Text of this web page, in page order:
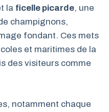
la ficelle picarde, une
champignons,
fondant. Ces mets
et maritimes de la
des visiteurs comme
notamment chaque